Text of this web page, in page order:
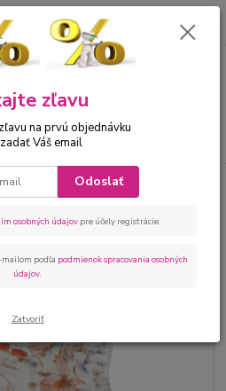
za0 €
sety
Letné kojenecké súpravy
súprava na leto dievčatko kvety
súprava na
kvety
zľavu
na prvú objednávku
Váš email
Odoslať
osobných údajov pre účely registrácie.
mailom podľa podmienok spracovania osobných
údajov.
Zatvoriť